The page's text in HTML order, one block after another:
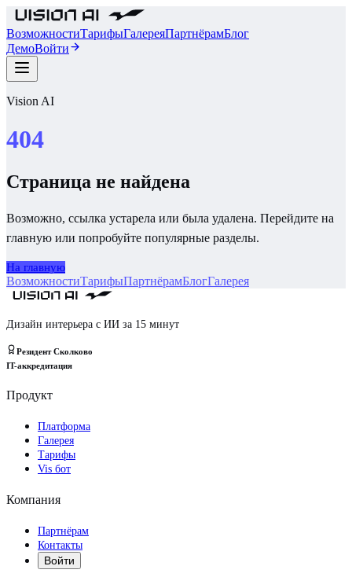
ВозможностиТарифыГалереяПартнёрамБлог
ДемоВойти
Vision AI
404
Страница не найдена
Возможно, ссылка устарела или была удалена. Перейдите на
главную или попробуйте популярные разделы.
На главную
ВозможностиТарифыПартнёрамБлогГалерея
Дизайн интерьера с ИИ за 15 минут
Резидент Сколково
IT-аккредитация
Продукт
Платформа
Галерея
Тарифы
Vis бот
Компания
Партнёрам
Контакты
Войти